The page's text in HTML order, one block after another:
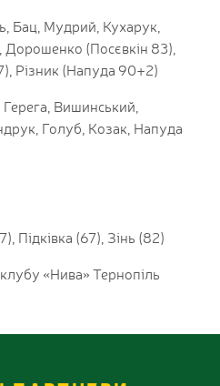
Бац, Мудрий, Кухарук,
(Посєвкін 83),
Різник (Напуда 90+2)
Вишинський,
Голуб, Козак, Напуда
Підківка (67), Зінь (82)
«Нива» Тернопіль